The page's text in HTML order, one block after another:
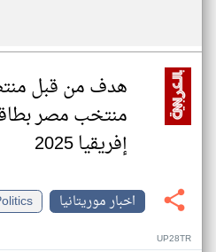
هدف من قبل
منتخب مصر
إفريقيا 2025
اخبار موريتانيا
UP28TR